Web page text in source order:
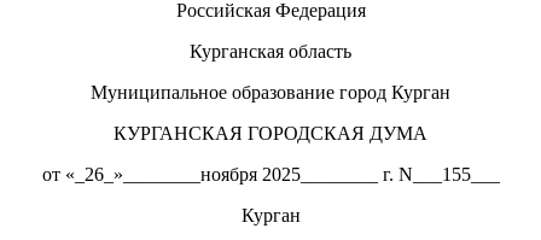
Российская Федерация
Курганская область
Муниципальное образование город Курган
КУРГАНСКАЯ ГОРОДСКАЯ ДУМА
от «_26_»________ноября 2025________ г. N___155___
Курган